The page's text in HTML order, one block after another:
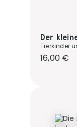
Der
Tierkinder
16,00 €